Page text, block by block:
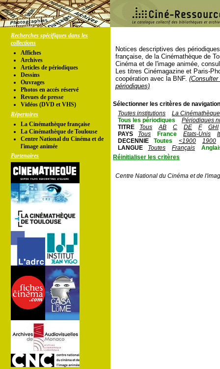
Recherches spécifiques dans les
collections
Affiches
Archives
Articles de périodiques
Dessins
Ouvrages
Photos en accés réservé
Revues de presse
Vidéos (DVD et VHS)
Répertoires
La Cinémathèque française
La Cinémathèque de Toulouse
Centre National du Cinéma et de
l'image animée
Partenaires
Notices descriptives des
française, de la Cinémathèque de
Cinéma et de l'image animée,
Les titres Cinémagazine et Paris-
coopération avec la BNF.
périodiques)
Sélectionner les critères de
Toutes institutions
La
Tous les périodiques
Périodiques
TITRE
Tous AB C DE F
GHI
PAYS
Tous France Etats-Unis
DECENNIE
Toutes <1900
1900
LANGUE
Toutes Français
Réinitialiser les critères
Centre National du Cinéma et de